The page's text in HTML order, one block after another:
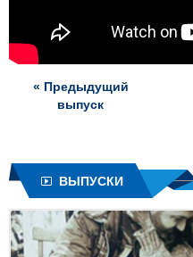
« Предыдущий
выпуск
ВЫПУСКИ